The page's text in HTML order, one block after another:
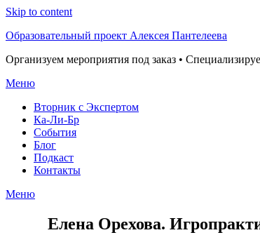
Skip to content
Образовательный проект Алексея Пантелеева
Организуем мероприятия под заказ •
Меню
Вторник с Экспертом
Ка-Ли-Бр
События
Блог
Подкаст
Контакты
Меню
Елена Орехова.